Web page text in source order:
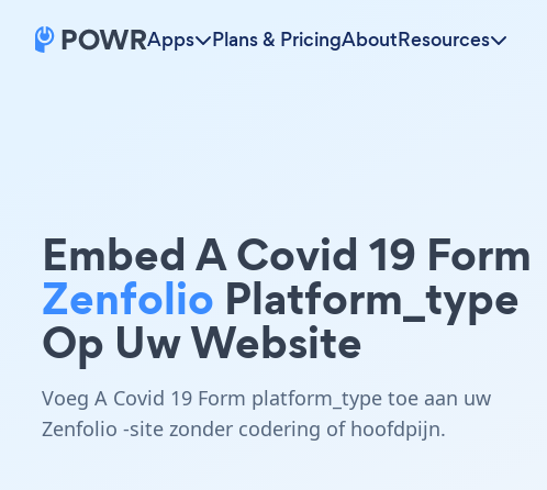
Apps Plans & PricingAboutResources
Embed A Covid 19 Form
Zenfolio Platform_type
Op Uw Website
Voeg A Covid 19 Form platform_type toe aan uw
Zenfolio -site zonder codering of hoofdpijn.